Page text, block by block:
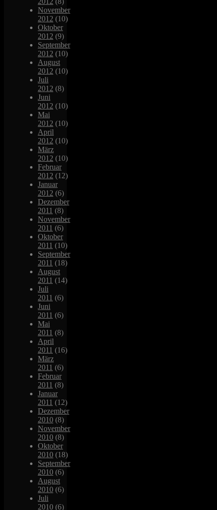
November
2012 (10)
Oktober
2012 (9)
September
2012 (10)
August
2012 (10)
Juli
2012 (8)
Juni
2012 (10)
Mai
2012 (10)
April
2012 (10)
März
2012 (10)
Februar
2012 (12)
Januar
2012 (6)
Dezember
2011 (8)
November
2011 (6)
Oktober
2011 (10)
September
2011 (18)
August
2011 (14)
Juli
2011 (6)
Juni
2011 (6)
Mai
2011 (8)
April
2011 (16)
März
2011 (6)
Februar
2011 (8)
Januar
2011 (12)
Dezember
2010 (8)
November
2010 (8)
Oktober
2010 (18)
September
2010 (6)
August
2010 (6)
Juli
2010 (6)